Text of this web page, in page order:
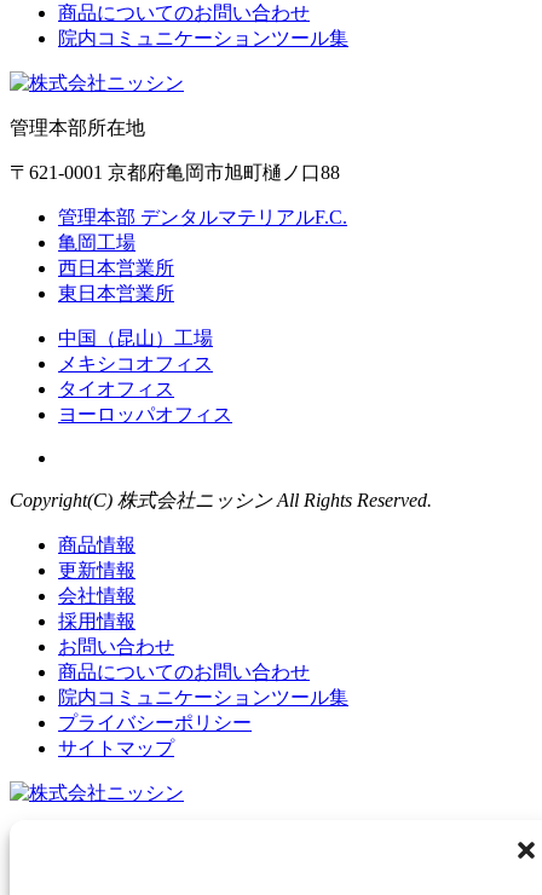
商品についてのお問い合わせ
院内コミュニケーションツール集
管理本部所在地
〒621-0001 京都府亀岡市旭町樋ノ口88
管理本部 デンタルマテリアルF.C.
亀岡工場
西日本営業所
東日本営業所
中国（昆山）工場
メキシコオフィス
タイオフィス
ヨーロッパオフィス
Copyright(C) 株式会社ニッシン All Rights Reserved.
商品情報
更新情報
会社情報
採用情報
お問い合わせ
商品についてのお問い合わせ
院内コミュニケーションツール集
プライバシーポリシー
サイトマップ